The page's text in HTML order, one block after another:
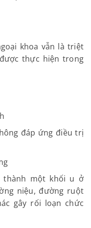
sẽ thực hiện thông
mổ nội soi thắt
thực hiện thủ
hồi sau khi cắt bỏ
hơn. Tuy nhiên,
23%. Trong những
cần phải phẫu
khoa vẫn là triệt
thực hiện trong
đáp ứng điều